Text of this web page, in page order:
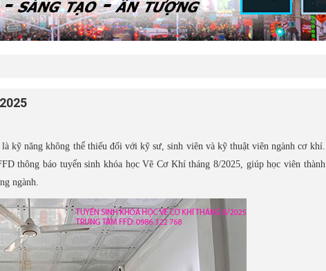
kỹ năng không thể thiếu đối với kỹ sư, sinh viên và kỹ thuật viên ngành cơ khí.
thông báo tuyển sinh khóa học Vẽ Cơ Khí tháng 8/2025, giúp học viên thành
ngành.